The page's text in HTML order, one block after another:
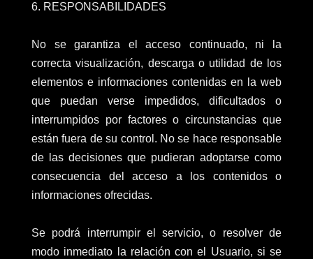
6. RESPONSABILIDADES
No se garantiza el acceso continuado, ni la
correcta visualización, descarga o utilidad de los
elementos e informaciones contenidas en la web
que puedan verse impedidos, dificultados o
interrumpidos por factores o circunstancias que
están fuera de su control. No se hace responsable
de las decisiones que pudieran adoptarse como
consecuencia del acceso a los contenidos o
informaciones ofrecidas.
Se podrá interrumpir el servicio, o resolver de
modo inmediato la relación con el Usuario, si se